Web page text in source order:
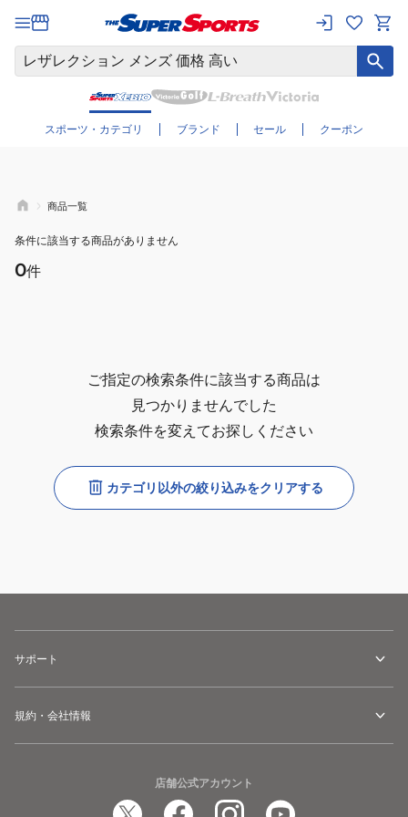
スポーツ・カテゴリ ブランド セール クーポン
さらに絞り込む
商品一覧
条件に該当する商品がありません
0件
ご指定の検索条件に該当する商品は
見つかりませんでした
検索条件を変えてお探しください
カテゴリ以外の絞り込みをクリアする
サポート
規約・会社情報
店舗公式アカウント